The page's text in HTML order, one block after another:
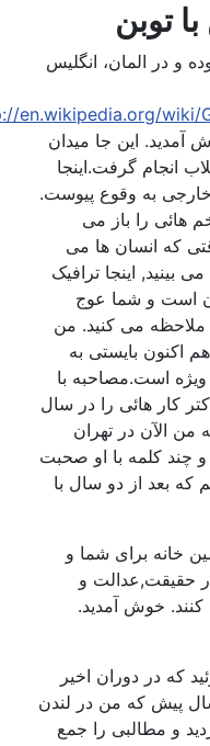
در المان، انگلیس
http://en.wikipedia.org/
این جا میدان
سال 1979 انقلاب انجام گرفت.اینجا
به وقوع پیوست.
را باز می
انسان ها می
اینجا ترافیک
و شما عوج
را در راس ساعت 5 ملاحظه می کنید. من
بایستی به
است.مصاحبه با
هائی را در سال
الآن در تهران
کلمه با او صحبت
از دو سال با
برای شما و
و
خوش آمدید.
در دوران اخیر
که من در لندن
مطالبی را جمع